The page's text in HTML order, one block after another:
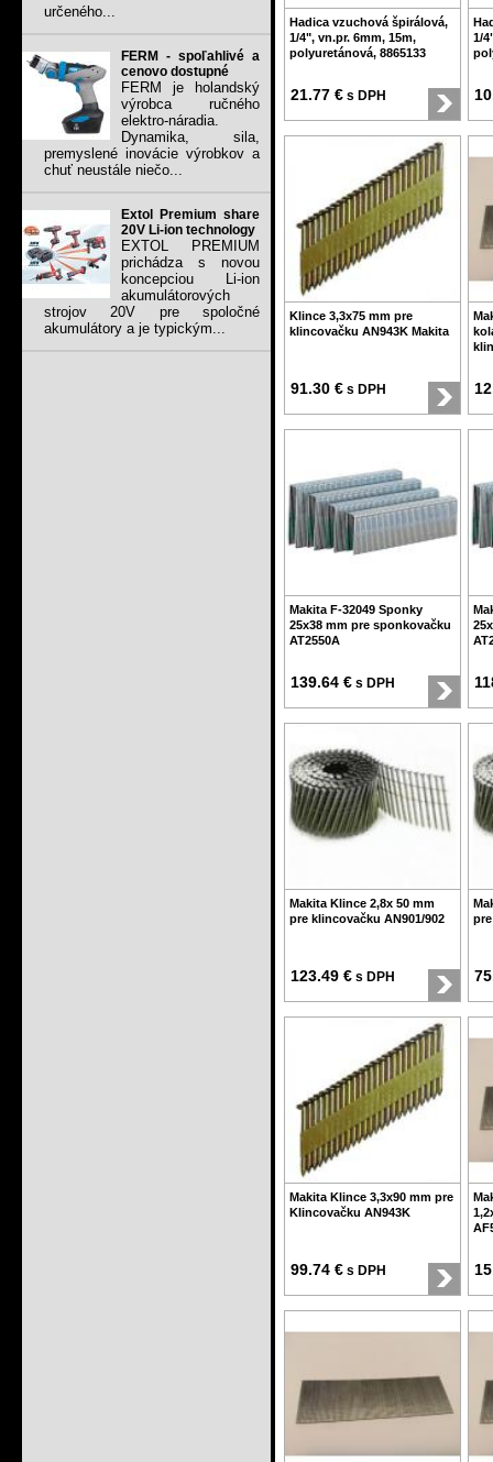
určeného...
FERM - spoľahlivé a
cenovo dostupné
FERM je holandský
výrobca ručného
elektro-náradia.
Dynamika, sila,
premyslené inovácie výrobkov a
chuť neustále niečo...
Extol Premium share
20V Li-ion technology
EXTOL PREMIUM
prichádza s novou
koncepciou Li-ion
akumulátorových
strojov 20V pre spoločné
akumulátory a je typickým...
Hadica vzuchová špirálová,
1/4", vn.pr. 6mm, 15m,
polyuretánová, 8865133
21.77 € s DPH
1/
Klince 3,3x75 mm pre
klincovačku AN943K Makita
91.30 € s DPH
Makita F-32049 Sponky
25x38 mm pre sponkovačku
AT2550A
139.64 € s DPH
Makita Klince 2,8x 50 mm
pre klincovačku AN901/902
123.49 € s DPH
Makita Klince 3,3x90 mm pre
Klincovačku AN943K
99.74 € s DPH